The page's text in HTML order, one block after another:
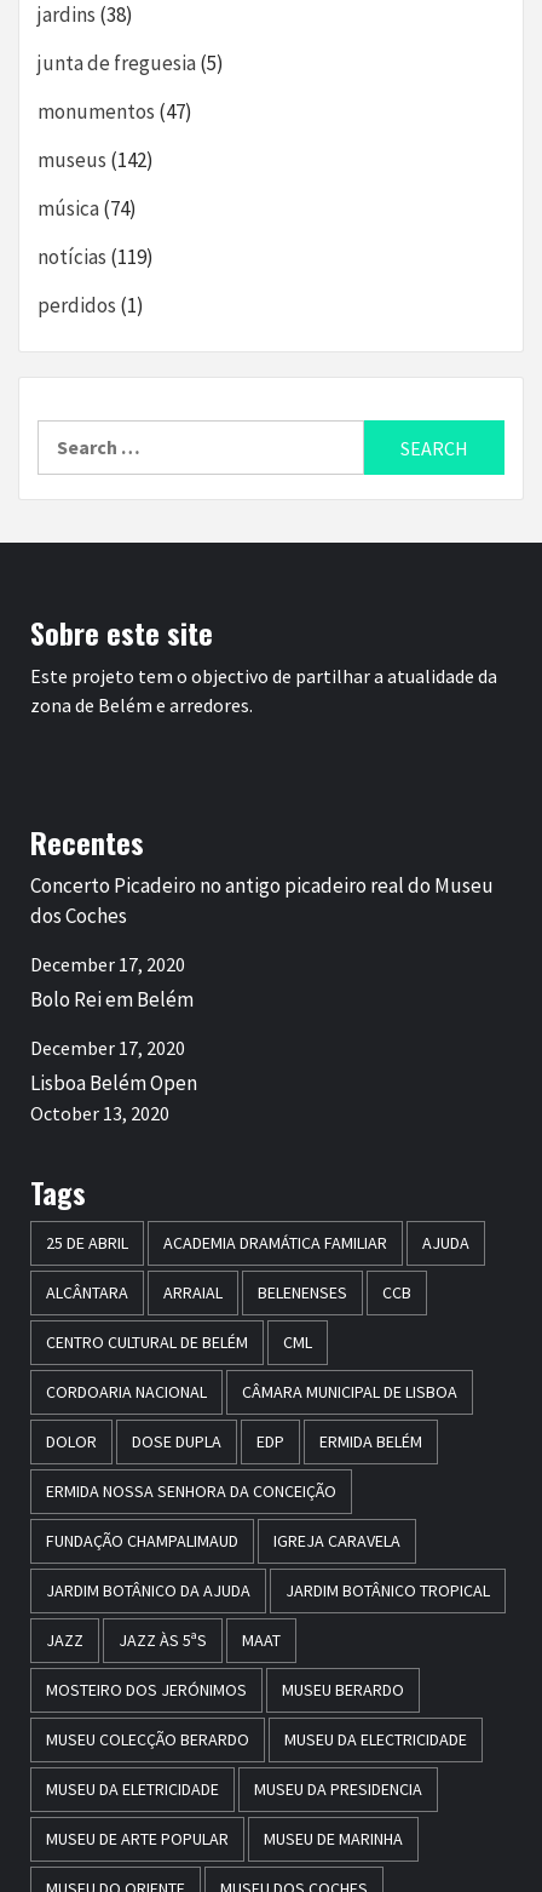
jardins (38)
junta de freguesia(5)
monumentos (47)
museus (142)
música(74)
notícias (119)
perdidos (1)
Sobre este site
Este projeto tem o objectivo de partilhar a atualidade da
zona de Belém e arredores.
Recentes
Concerto Picadeiro no antigo picadeiro real do Museu
dos Coches
December 17, 2020
Bolo Rei em Belém
December 17, 2020
Lisboa Belém Open
October 13, 2020
Tags
25 DE ABRIL ACADEMIA DRAMÁTICA FAMILIAR AJUDA
ALCÂNTARA ARRAIAL BELENENSES CCB
CENTRO CULTURAL DE BELÉM CML
CORDOARIA NACIONAL CÂMARA MUNICIPAL DE LISBOA
DOLOR DOSE DUPLA EDP ERMIDA BELÉM
ERMIDA NOSSA SENHORA DA CONCEIÇÃO
FUNDAÇÃO CHAMPALIMAUD IGREJA CARAVELA
JARDIM BOTÂNICO DA AJUDA JARDIM BOTÂNICO TROPICAL
JAZZ JAZZ ÀS 5ªS MAAT
MOSTEIRO DOS JERÓNIMOS MUSEU BERARDO
MUSEU COLECÇÃO BERARDO MUSEU DA ELECTRICIDADE
MUSEU DA ELETRICIDADE MUSEU DA PRESIDENCIA
MUSEU DE ARTE POPULAR MUSEU DE MARINHA